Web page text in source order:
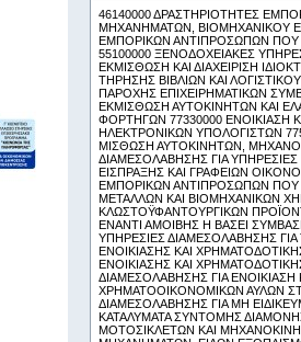
46140000 ΔΡΑΣΤΗΡΙΟΤΗΤΕΣ
ΜΗΧΑΝΗΜΑΤΩΝ, ΒΙΟΜΗΧΑΝΙΚΟΥ
ΕΜΠΟΡΙΚΩΝ ΑΝΤΙΠΡΟΣΩΠΩΝ
55100000 ΞΕΝΟΔΟΧΕΙΑΚΕΣ
ΕΚΜΙΣΘΩΣΗ ΚΑΙ ΔΙΑΧΕΙΡΙΣΗ
ΤΗΡΗΣΗΣ ΒΙΒΛΙΩΝ ΚΑΙ
ΠΑΡΟΧΗΣ ΕΠΙΧΕΙΡΗΜΑΤΙΚΩΝ
ΕΚΜΙΣΘΩΣΗ ΑΥΤΟΚΙΝΗΤΩΝ ΚΑΙ
ΦΟΡΤΗΓΩΝ 77330000 ΕΝΟΙΚΙΑΣΗ
ΗΛΕΚΤΡΟΝΙΚΩΝ ΥΠΟΛΟΓΙΣΤΩΝ
ΜΙΣΘΩΣΗ ΑΥΤΟΚΙΝΗΤΩΝ,
ΔΙΑΜΕΣΟΛΑΒΗΣΗΣ ΓΙΑ
ΕΙΣΠΡΑΞΗΣ ΚΑΙ ΓΡΑΦΕΙΩΝ
ΕΜΠΟΡΙΚΩΝ ΑΝΤΙΠΡΟΣΩΠΩΝ
ΜΕΤΑΛΛΩΝ ΚΑΙ ΒΙΟΜΗΧΑΝΙΚΩΝ
ΚΛΩΣΤΟΫΦΑΝΤΟΥΡΓΙΚΩΝ
ΕΝΑΝΤΙ ΑΜΟΙΒΗΣ Η ΒΑΣΕΙ
ΥΠΗΡΕΣΙΕΣ ΔΙΑΜΕΣΟΛΑΒΗΣΗΣ
ΕΝΟΙΚΙΑΣΗΣ ΚΑΙ
ΕΝΟΙΚΙΑΣΗΣ ΚΑΙ
ΔΙΑΜΕΣΟΛΑΒΗΣΗΣ ΓΙΑ
ΧΡΗΜΑΤΟΟΙΚΟΝΟΜΙΚΩΝ ΑΥΛΩΝ
ΔΙΑΜΕΣΟΛΑΒΗΣΗΣ ΓΙΑ ΜΗ
ΚΑΤΑΛΥΜΑΤΑ ΣΥΝΤΟΜΗΣ
ΜΟΤΟΣΙΚΛΕΤΩΝ ΚΑΙ